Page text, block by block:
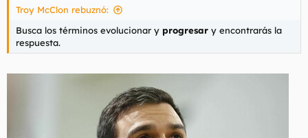
Troy McClon rebuznó:
Busca los términos evolucionar y progresar y encontrarás la
respuesta.